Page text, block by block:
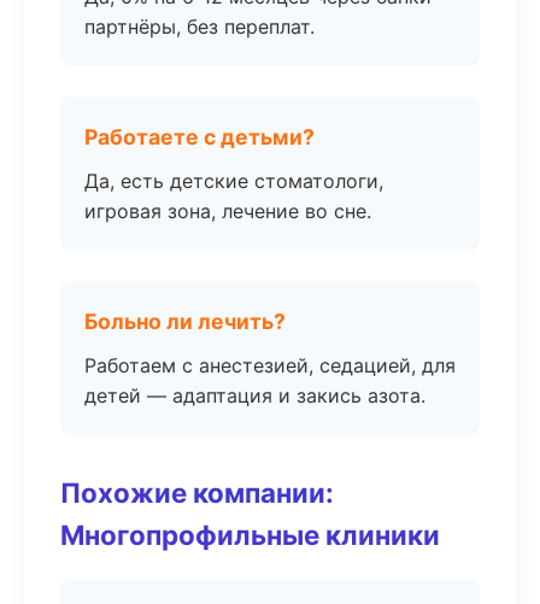
партнёры, без переплат.
Работаете с детьми?
Да, есть детские стоматологи,
игровая зона, лечение во сне.
Больно ли лечить?
Работаем с анестезией, седацией, для
детей — адаптация и закись азота.
Похожие компании:
Многопрофильные клиники